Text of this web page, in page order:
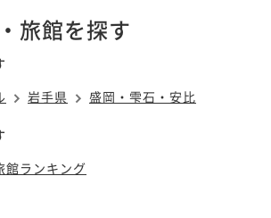
旅館を探す
岩手県 盛岡・雫石・安比
館ランキング